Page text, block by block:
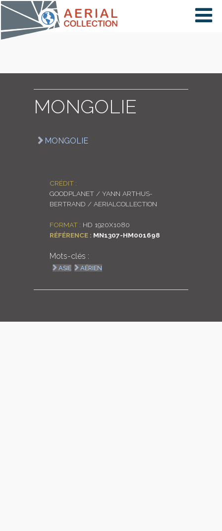
×
LOGIN
MONGOLIE
MONGOLIE
CRÉDIT :
GOODPLANET / YANN ARTHUS-
BERTRAND / AERIALCOLLECTION
FORMAT : HD 1920X1080
RÉFÉRENCE : MN1307-HM001698
Mots-clés :
ASIE AÉRIEN